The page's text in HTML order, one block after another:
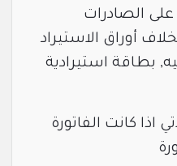
على الصادرات
أوراق الاستيراد
بطاقة استيرادية
اذا كانت الفاتورة